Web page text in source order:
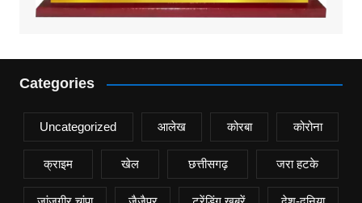
Categories
Uncategorized आलेख कोरबा कोरोना
क्राइम खेल छत्तीसगढ़ जरा हटके